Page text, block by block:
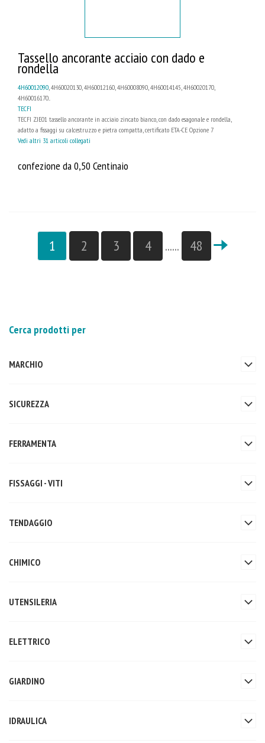
Tassello ancorante acciaio con dado e
rondella
4H60012090, 4H60020130, 4H60012160, 4H60008090, 4H60014145, 4H60020170,
4H60016170...
TECFI
TECFI ZJE01 tassello ancorante in acciaio zincato bianco, con dado esagonale e rondella,
adatto a fissaggi su calcestruzzo e pietra compatta, certificato ETA-CE Opzione 7
Vedi altri 31 articoli collegati
confezione da 0,50 Centinaio
1 2 3 4 ...... 48
Cerca prodotti per
MARCHIO
SICUREZZA
FERRAMENTA
FISSAGGI - VITI
TENDAGGIO
CHIMICO
UTENSILERIA
ELETTRICO
GIARDINO
IDRAULICA